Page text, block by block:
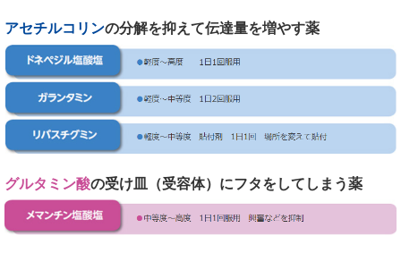
アセチルコリンの分解を抑えて伝達量を増やす薬
グルタミン酸の受け皿（受容体）にフタをしてしまう薬